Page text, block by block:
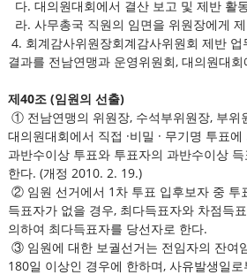
다. 대의원대회에서 결산 보고 및 제반 활
라. 사무총국 직원의 임면을 위원장에게
4. 회계감사위원장회계감사위원회 제반
결과를 전남연맹과 운영위원회, 대의원대
제40조 (임원의 선출)
① 전남연맹의 위원장, 수석부위원장, 부위
대의원대회에서 직접 ·비밀 · 무기명 투표
과반수이상 투표와 투표자의 과반수이상
한다. (개정 2010. 2. 19.)
② 임원 선거에서 1차 투표 입후보자 중 투
득표자가 없을 경우, 최다득표자와 차점득
의하여 최다득표자를 당선자로 한다.
③ 임원에 대한 보궐선거는 전임자의 잔여
180일 이상인 경우에 한하며, 사유발생일